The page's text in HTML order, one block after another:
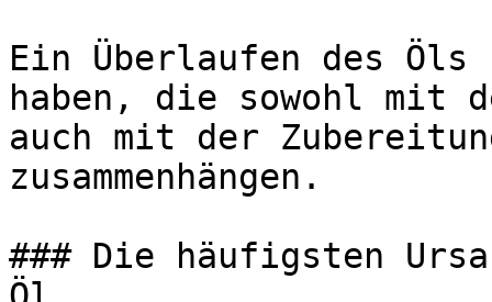
Ein Überlaufen des Öls
haben, die sowohl
auch mit der
zusammenhängen.
### Die häufigsten